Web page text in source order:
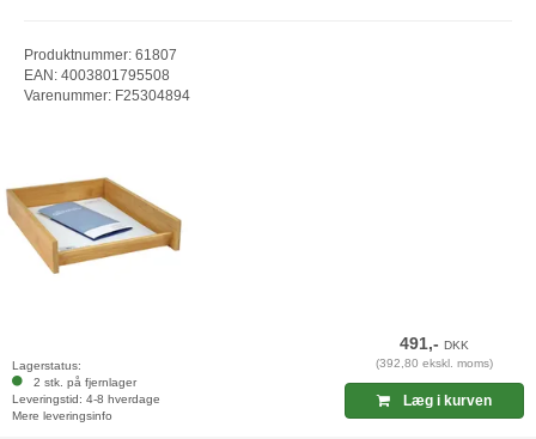
Produktnummer: 61807
EAN: 4003801795508
Varenummer: F25304894
Lagerstatus:
2 stk. på fjernlager
Leveringstid: 4-8 hverdage
Mere leveringsinfo
491,-DKK
(392,80 ekskl. moms)
Læg i kurven